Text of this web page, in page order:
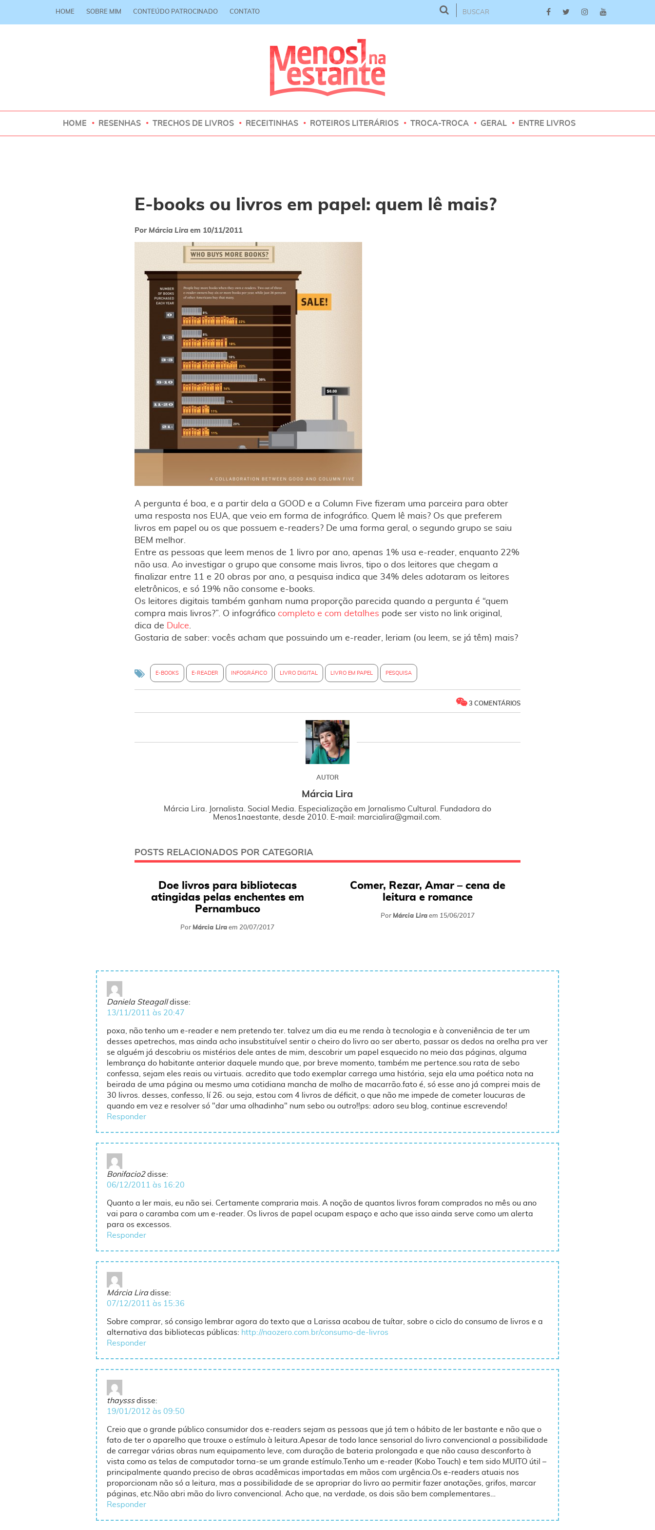
HOME SOBRE MIM CONTEÚDO PATROCINADO CONTATO
HOME RESENHAS TRECHOS DE LIVROS RECEITINHAS ROTEIROS LITERÁRIOS TROCA-TROCA GERAL ENTRE LIVROS
E-books ou livros em papel: quem lê mais?
Por Márcia Lira em 10/11/2011
A pergunta é boa, e a partir dela a GOOD e a Column Five fizeram uma parceira para obter
uma resposta nos EUA, que veio em forma de infográfico. Quem lê mais? Os que preferem
livros em papel ou os que possuem e-readers? De uma forma geral, o segundo grupo se saiu
BEM melhor.
Entre as pessoas que leem menos de 1 livro por ano, apenas 1% usa e-reader, enquanto 22%
não usa. Ao investigar o grupo que consome mais livros, tipo o dos leitores que chegam a
finalizar entre 11 e 20 obras por ano, a pesquisa indica que 34% deles adotaram os leitores
eletrônicos, e só 19% não consome e-books.
Os leitores digitais também ganham numa proporção parecida quando a pergunta é “quem
compra mais livros?”. O infográfico completo e com detalhes pode ser visto no link original,
dica de Dulce.
Gostaria de saber: vocês acham que possuindo um e-reader, leriam (ou leem, se já têm) mais?
E-BOOKS E-READER INFOGRÁFICO LIVRO DIGITAL LIVRO EM PAPEL PESQUISA
3 COMENTÁRIOS
AUTOR
Márcia Lira
Márcia Lira. Jornalista. Social Media. Especialização em Jornalismo Cultural. Fundadora do
Menos1naestante, desde 2010. E-mail: marcialira@gmail.com.
POSTS RELACIONADOS POR CATEGORIA
Doe livros para bibliotecas
atingidas pelas enchentes em
Pernambuco
PorMárcia Lira em20/07/2017
Comer, Rezar, Amar – cena de
leitura e romance
Por Márcia Liraem 15/06/2017
Daniela Steagall disse:
13/11/2011 às 20:47
poxa, não tenho um e-reader e nem pretendo ter. talvez um dia eu me renda à tecnologia e à conveniência de ter um
desses apetrechos, mas ainda acho insubstituível sentir o cheiro do livro ao ser aberto, passar os dedos na orelha pra ver
se alguém já descobriu os mistérios dele antes de mim, descobrir um papel esquecido no meio das páginas, alguma
lembrança do habitante anterior daquele mundo que, por breve momento, também me pertence.sou rata de sebo
confessa, sejam eles reais ou virtuais. acredito que todo exemplar carrega uma história, seja ela uma poética nota na
beirada de uma página ou mesmo uma cotidiana mancha de molho de macarrão.fato é, só esse ano já comprei mais de
30 livros. desses, confesso, lí 26. ou seja, estou com 4 livros de déficit, o que não me impede de cometer loucuras de
quando em vez e resolver só "dar uma olhadinha" num sebo ou outro!!ps: adoro seu blog, continue escrevendo!
Responder
Bonifacio2 disse:
06/12/2011 às 16:20
Quanto a ler mais, eu não sei. Certamente compraria mais. A noção de quantos livros foram comprados no mês ou ano
vai para o caramba com um e-reader. Os livros de papel ocupam espaço e acho que isso ainda serve como um alerta
para os excessos.
Responder
Márcia Lira disse:
07/12/2011 às 15:36
Sobre comprar, só consigo lembrar agora do texto que a Larissa acabou de tuítar, sobre o ciclo do consumo de livros e a
alternativa das bibliotecas públicas: http://naozero.com.br/consumo-de-livros
Responder
thaysss disse:
19/01/2012 às 09:50
Creio que o grande público consumidor dos e-readers sejam as pessoas que já tem o hábito de ler bastante e não que o
fato de ter o aparelho que trouxe o estímulo à leitura.Apesar de todo lance sensorial do livro convencional a possibilidade
de carregar várias obras num equipamento leve, com duração de bateria prolongada e que não causa desconforto à
vista como as telas de computador torna-se um grande estímulo.Tenho um e-reader (Kobo Touch) e tem sido MUITO útil –
principalmente quando preciso de obras acadêmicas importadas em mãos com urgência.Os e-readers atuais nos
proporcionam não só a leitura, mas a possibilidade de se apropriar do livro ao permitir fazer anotações, grifos, marcar
páginas, etc.Não abri mão do livro convencional. Acho que, na verdade, os dois são bem complementares…
Responder